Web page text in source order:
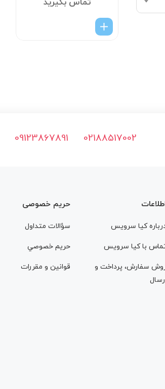
تماس بگیرید
09123867891 02188517002
کيا سرويس
با کيا سرويس
سفارش، پرداخت و
حریم خصوصی
سؤالات متداول
حريم خصوصي
قوانين و مقررات